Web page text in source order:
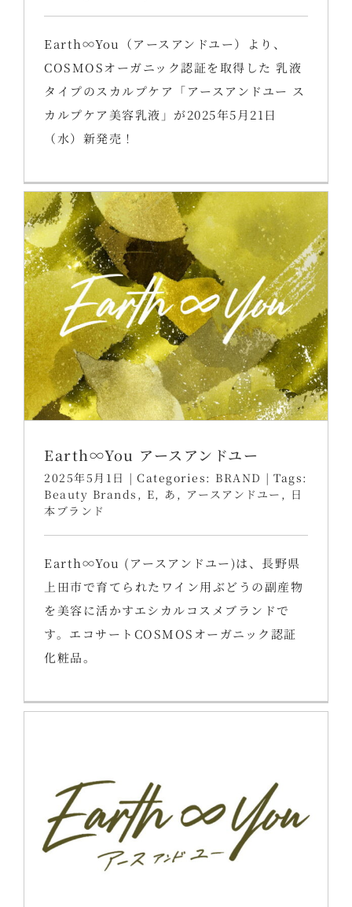
Earth∞You（アースアンドユー）より、
COSMOSオーガニック認証を取得した 乳液
タイプのスカルプケア「アースアンドユー ス
カルプケア美容乳液」が2025年5月21日
（水）新発売！
Earth∞You アースアンドユー
2025年5月1日 | Categories: BRAND | Tags:
Beauty Brands , E, あ , アースアンドユー , 日
本ブランド
Earth∞You (アースアンドユー)は、長野県
上田市で育てられたワイン用ぶどうの副産物
を美容に活かすエシカルコスメブランドで
す。エコサートCOSMOSオーガニック認証
化粧品。